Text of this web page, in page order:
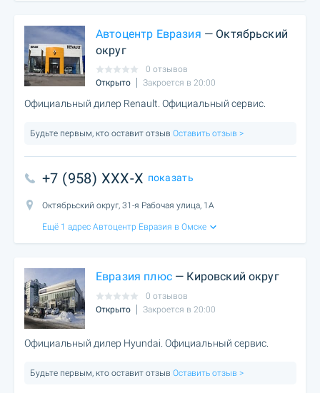
Автоцентр Евразия — Октябрьский
округ
0 отзывов
Открыто
Закроется в 20:00
Официальный дилер Renault. Официальный сервис.
Будьте первым, кто оставит отзыв Оставить отзыв >
+7 (958) XXX-X показать
Октябрьский округ, 31-я Рабочая улица, 1А
Ещё 1 адрес Автоцентр Евразия в Омске
Евразия плюс— Кировский округ
0 отзывов
Открыто
Закроется в 20:00
Официальный дилер Hyundai. Официальный сервис.
Будьте первым, кто оставит отзыв Оставить отзыв >